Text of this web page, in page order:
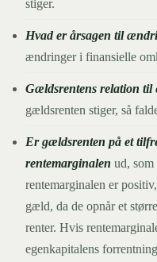
stiger.
Hvad er årsagen til
ændringer i finansielle
Gældsrentens relation til
gældsrenten stiger, så
Er gældsrenten på et
rentemarginalen ud,
rentemarginalen er
gæld, da de opnår et
renter. Hvis
egenkapitalens